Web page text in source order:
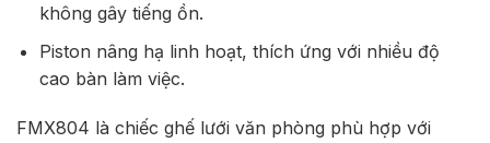
không gây tiếng ồn.
Piston nâng hạ linh hoạt, thích ứng với nhiều độ
cao bàn làm việc.
FMX804 là chiếc ghế lưới văn phòng phù hợp với